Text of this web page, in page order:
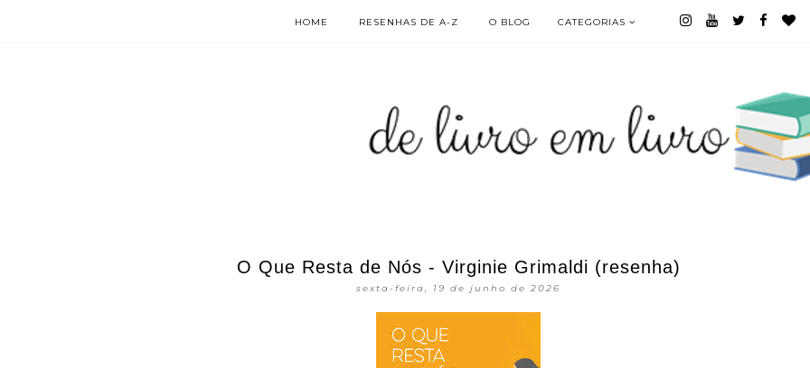
HOME RESENHAS DE A-Z O BLOG CATEGORIAS
O Que Resta de Nós - Virginie Grimaldi (resenha)
sexta-feira, 19 de junho de 2026